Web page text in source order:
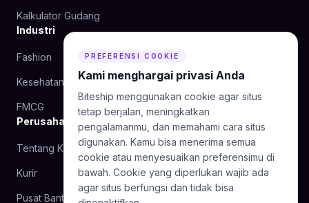
Kalkulator Gudang
Industri
Fashion Kecantikan
Kesehatan Makanan
FMCG
Perusahaan
Tentang Kami Blog
Kurir Hubungi Kami
Pusat Bantuan
PREFERENSI COOKIE
Kami menghargai privasi Anda
Biteship menggunakan cookie agar situs
tetap berjalan, meningkatkan
pengalamanmu, dan memahami cara situs
digunakan. Kamu bisa menerima semua
cookie atau menyesuaikan preferensimu di
bawah. Cookie yang diperlukan wajib ada
agar situs berfungsi dan tidak bisa